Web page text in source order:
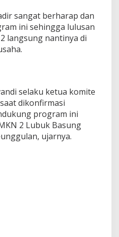
sangat berharap dan
ini sehingga lulusan
langsung nantinya di
selaku ketua komite
dikonfirmasi
program ini
2 Lubuk Basung
ujarnya.